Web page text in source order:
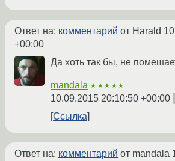
Ответ на: комментарий от Harald
+00:00
Да хоть так бы, не
mandala ★★★★★
10.09.2015 20:10:50 +00:00
Ссылка
Ответ на: комментарий от mandala